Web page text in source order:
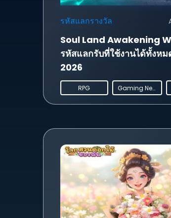
รหัสแลกรางวัล
Soul Land Awakening
รหัสแลกรับที่ใช้งานได้ทั้งหม
2026
RPG Gaming News